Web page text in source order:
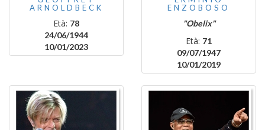
ARNOLDBECK
Età: 78
24/06/1944
10/01/2023
ENZOBOSO
"Obelix"
Età: 71
09/07/1947
10/01/2019